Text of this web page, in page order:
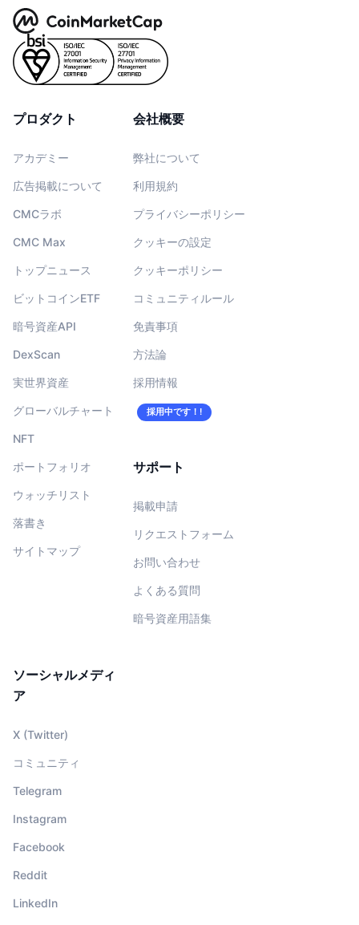
プロダクト
アカデミー
広告掲載について
CMCラボ
CMC Max
トップニュース
ビットコインETF
暗号資産API
DexScan
実世界資産
グローバルチャート
NFT
ポートフォリオ
ウォッチリスト
落書き
サイトマップ
会社概要
弊社について
利用規約
プライバシーポリシー
クッキーの設定
クッキーポリシー
コミュニティルール
免責事項
方法論
採用情報
採用中です！!
サポート
掲載申請
リクエストフォーム
お問い合わせ
よくある質問
暗号資産用語集
ソーシャルメディ
ア
X (Twitter)
コミュニティ
Telegram
Instagram
Facebook
Reddit
LinkedIn